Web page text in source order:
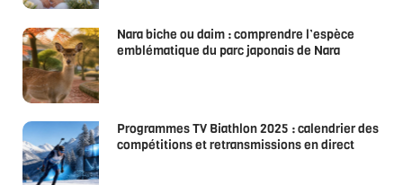
Nara biche ou daim : comprendre l’espèce
emblématique du parc japonais de Nara
Programmes TV Biathlon 2025 : calendrier des
compétitions et retransmissions en direct